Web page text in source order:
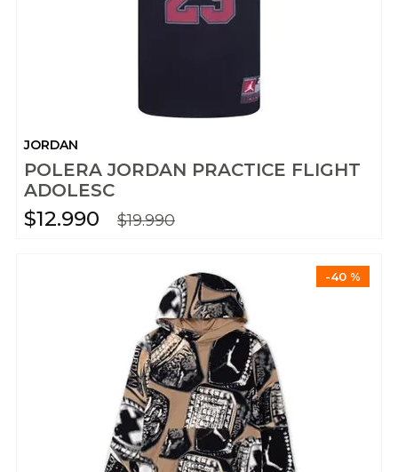
JORDAN
POLERA JORDAN PRACTICE FLIGHT
ADOLESC
$12.990 $19.990
-40 %